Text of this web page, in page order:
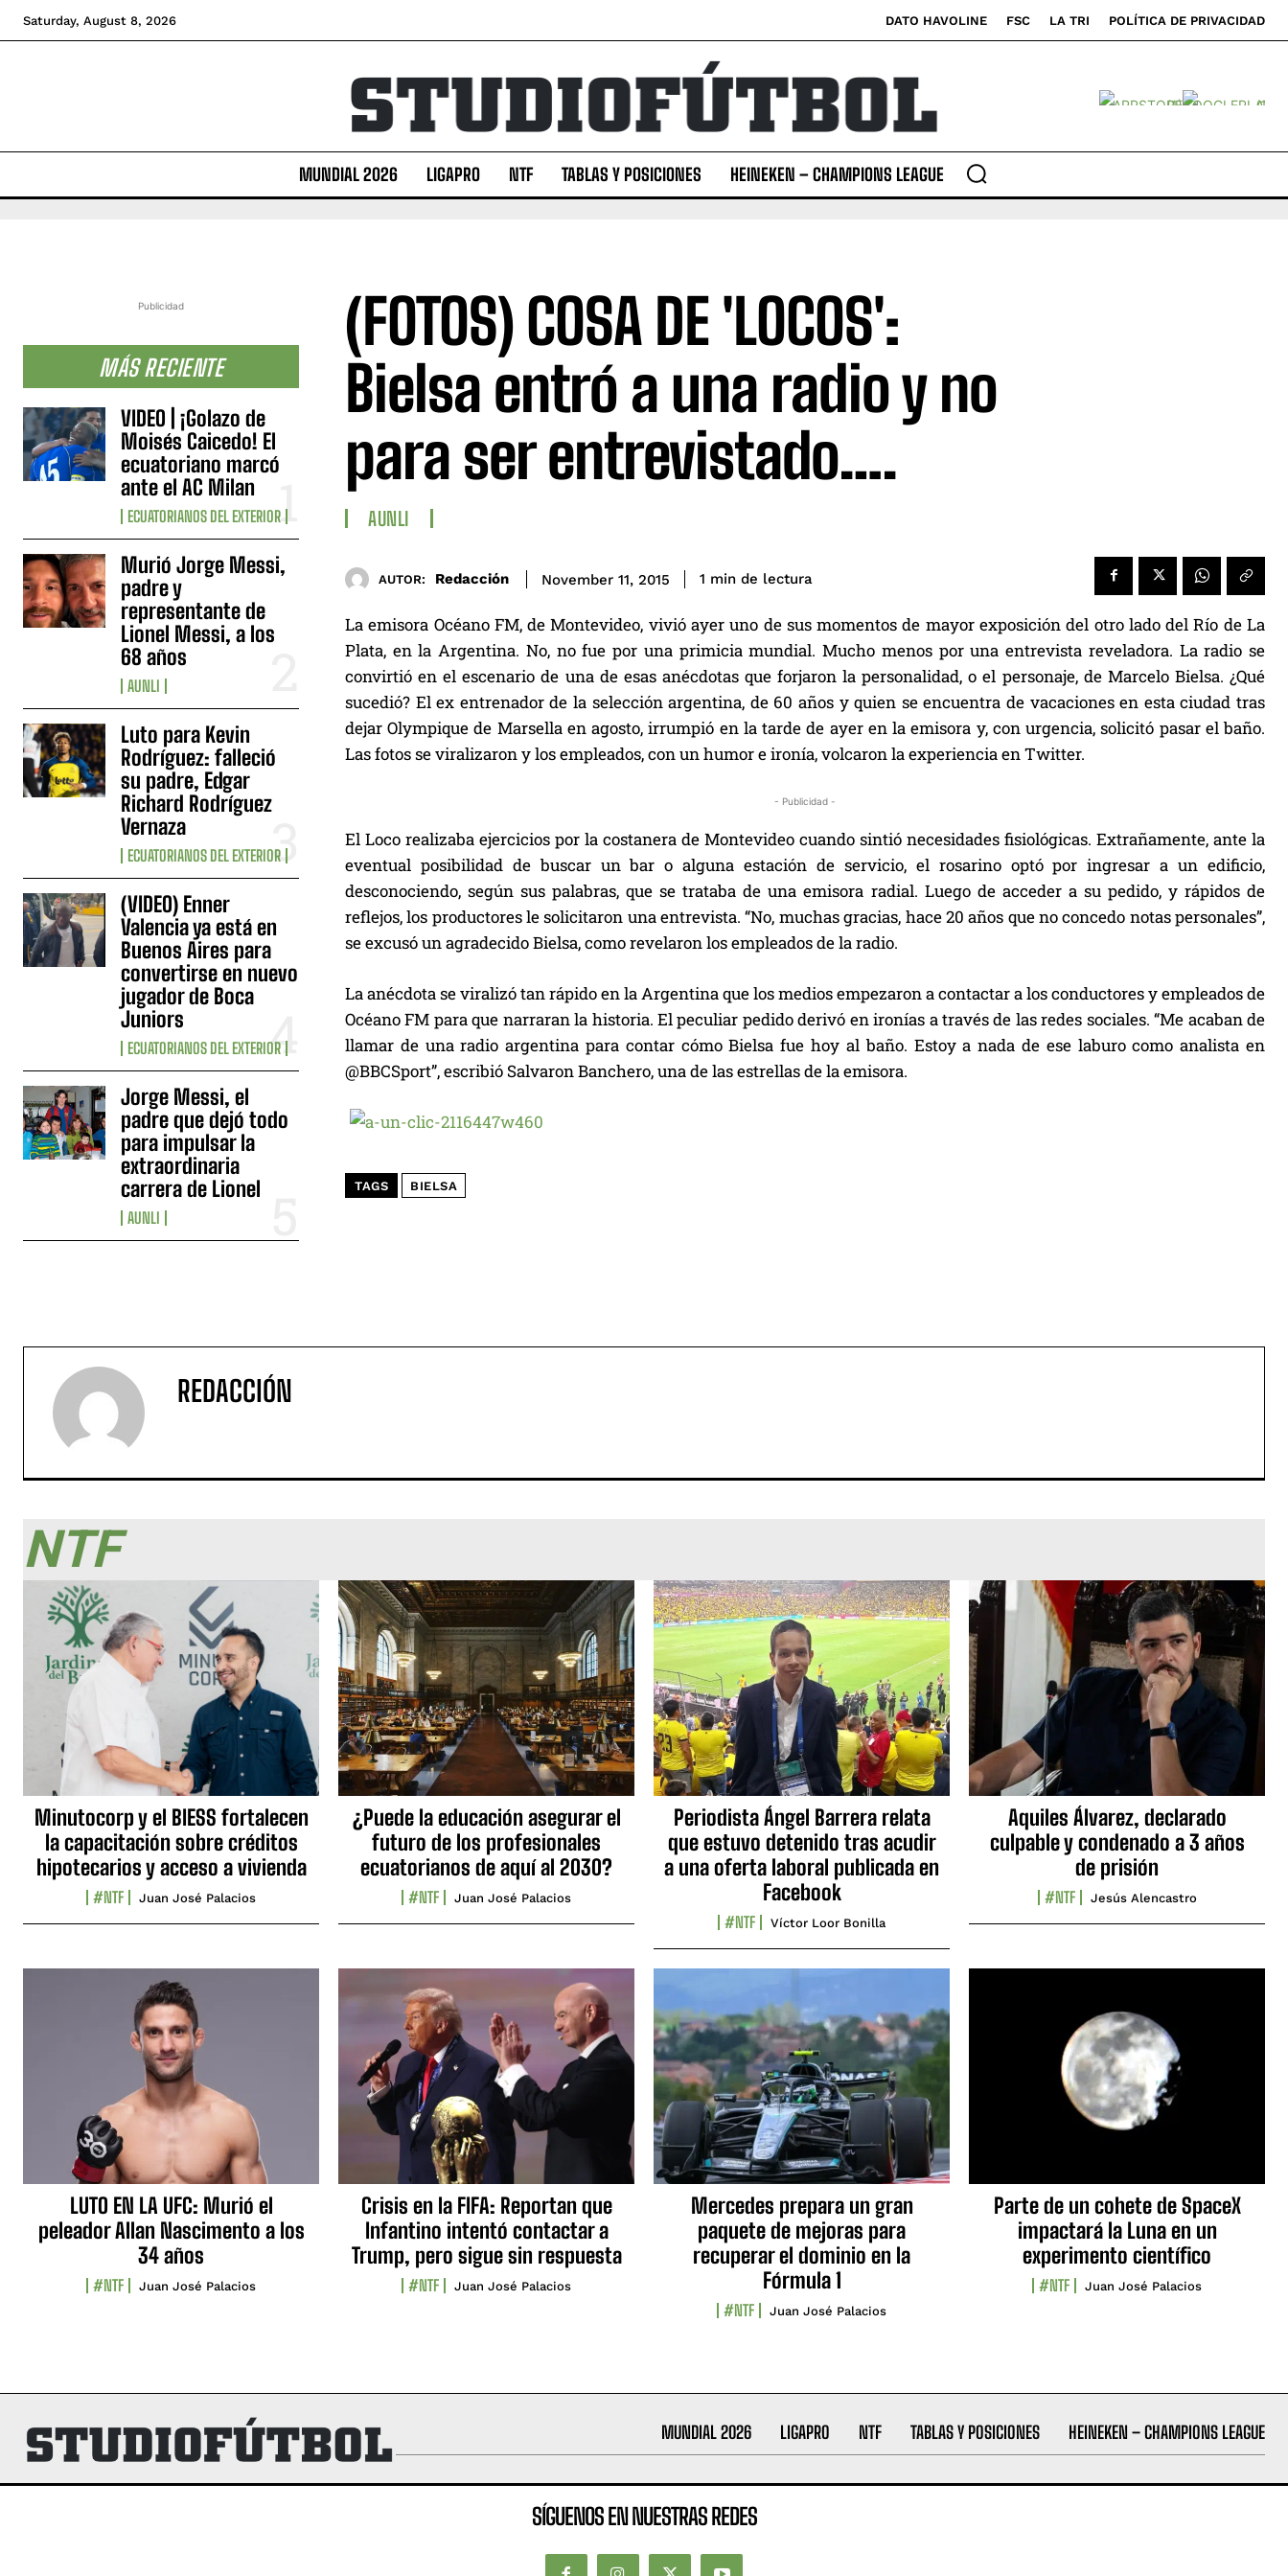
Saturday, August 8, 2026 DATO HAVOLINE FSC LA TRI POLÍTICA DE PRIVACIDAD
MUNDIAL 2026 LIGAPRO NTF TABLAS Y POSICIONES HEINEKEN – CHAMPIONS LEAGUE
Publicidad
MÁS RECIENTE
VIDEO | ¡Golazo de
Moisés Caicedo! El
ecuatoriano marcó
ante el AC Milan
ECUATORIANOS DEL EXTERIOR
Murió Jorge Messi,
padre y
representante de
Lionel Messi, a los
68 años
AUNLI
Luto para Kevin
Rodríguez: falleció
su padre, Edgar
Richard Rodríguez
Vernaza
ECUATORIANOS DEL EXTERIOR
(VIDEO) Enner
Valencia ya está en
Buenos Aires para
convertirse en nuevo
jugador de Boca
Juniors
ECUATORIANOS DEL EXTERIOR
Jorge Messi, el
padre que dejó todo
para impulsar la
extraordinaria
carrera de Lionel
AUNLI
(FOTOS) COSA DE 'LOCOS':
Bielsa entró a una radio y no
para ser entrevistado….
AUNLI
AUTOR: Redacción November 11, 2015 1 min de lectura
La emisora Océano FM, de Montevideo, vivió ayer uno de sus momentos de mayor exposición del otro lado del Río de La
Plata, en la Argentina. No, no fue por una primicia mundial. Mucho menos por una entrevista reveladora. La radio se
convirtió en el escenario de una de esas anécdotas que forjaron la personalidad, o el personaje, de Marcelo Bielsa. ¿Qué
sucedió? El ex entrenador de la selección argentina, de 60 años y quien se encuentra de vacaciones en esta ciudad tras
dejar Olympique de Marsella en agosto, irrumpió en la tarde de ayer en la emisora y, con urgencia, solicitó pasar el baño.
Las fotos se viralizaron y los empleados, con un humor e ironía, volcaron la experiencia en Twitter.
- Publicidad -
El Loco realizaba ejercicios por la costanera de Montevideo cuando sintió necesidades fisiológicas. Extrañamente, ante la
eventual posibilidad de buscar un bar o alguna estación de servicio, el rosarino optó por ingresar a un edificio,
desconociendo, según sus palabras, que se trataba de una emisora radial. Luego de acceder a su pedido, y rápidos de
reflejos, los productores le solicitaron una entrevista. “No, muchas gracias, hace 20 años que no concedo notas personales”,
se excusó un agradecido Bielsa, como revelaron los empleados de la radio.
La anécdota se viralizó tan rápido en la Argentina que los medios empezaron a contactar a los conductores y empleados de
Océano FM para que narraran la historia. El peculiar pedido derivó en ironías a través de las redes sociales. “Me acaban de
llamar de una radio argentina para contar cómo Bielsa fue hoy al baño. Estoy a nada de ese laburo como analista en
@BBCSport”, escribió Salvaron Banchero, una de las estrellas de la emisora.
TAGS BIELSA
REDACCIÓN
NTF
Minutocorp y el BIESS fortalecen
la capacitación sobre créditos
hipotecarios y acceso a vivienda
#NTF Juan José Palacios
¿Puede la educación asegurar el
futuro de los profesionales
ecuatorianos de aquí al 2030?
#NTF Juan José Palacios
Periodista Ángel Barrera relata
que estuvo detenido tras acudir
a una oferta laboral publicada en
Facebook
#NTF Víctor Loor Bonilla
Aquiles Álvarez, declarado
culpable y condenado a 3 años
de prisión
#NTF Jesús Alencastro
LUTO EN LA UFC: Murió el
peleador Allan Nascimento a los
34 años
#NTF Juan José Palacios
Crisis en la FIFA: Reportan que
Infantino intentó contactar a
Trump, pero sigue sin respuesta
#NTF Juan José Palacios
Mercedes prepara un gran
paquete de mejoras para
recuperar el dominio en la
Fórmula 1
#NTF Juan José Palacios
Parte de un cohete de SpaceX
impactará la Luna en un
experimento científico
#NTF Juan José Palacios
MUNDIAL 2026 LIGAPRO NTF TABLAS Y POSICIONES HEINEKEN – CHAMPIONS LEAGUE
SÍGUENOS EN NUESTRAS REDES